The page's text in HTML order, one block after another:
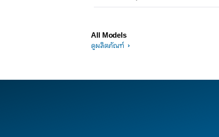
All Models
ดูผลิตภัณฑ์